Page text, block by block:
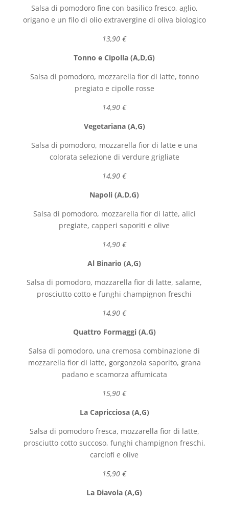
Salsa di pomodoro fine con basilico fresco, aglio,
origano e un filo di olio extravergine di oliva biologico
13,90 €
Tonno e Cipolla (A,D,G)
Salsa di pomodoro, mozzarella fior di latte, tonno
pregiato e cipolle rosse
14,90 €
Vegetariana (A,G)
Salsa di pomodoro, mozzarella fior di latte e una
colorata selezione di verdure grigliate
14,90 €
Napoli (A,D,G)
Salsa di pomodoro, mozzarella fior di latte, alici
pregiate, capperi saporiti e olive
14,90 €
Al Binario (A,G)
Salsa di pomodoro, mozzarella fior di latte, salame,
prosciutto cotto e funghi champignon freschi
14,90 €
Quattro Formaggi (A,G)
Salsa di pomodoro, una cremosa combinazione di
mozzarella fior di latte, gorgonzola saporito, grana
padano e scamorza affumicata
15,90 €
La Capricciosa (A,G)
Salsa di pomodoro fresca, mozzarella fior di latte,
prosciutto cotto succoso, funghi champignon freschi,
carciofi e olive
15,90 €
La Diavola (A,G)